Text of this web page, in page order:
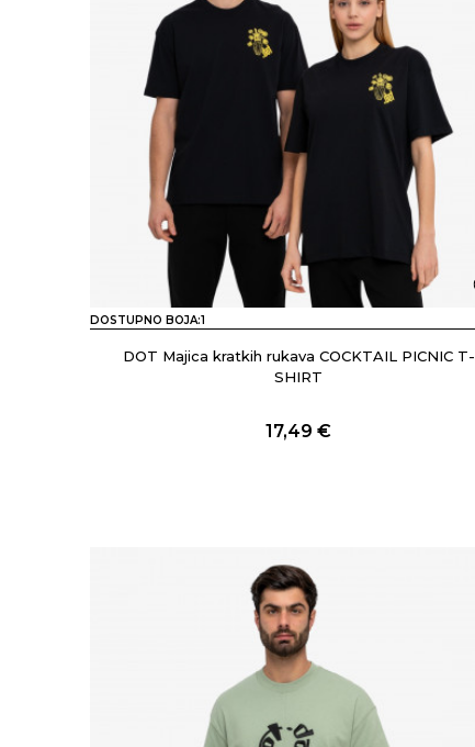
DOSTUPNO BOJA:1
DOT Majica kratkih rukava COCKTAIL PICNIC T-
SHIRT
17,49 €